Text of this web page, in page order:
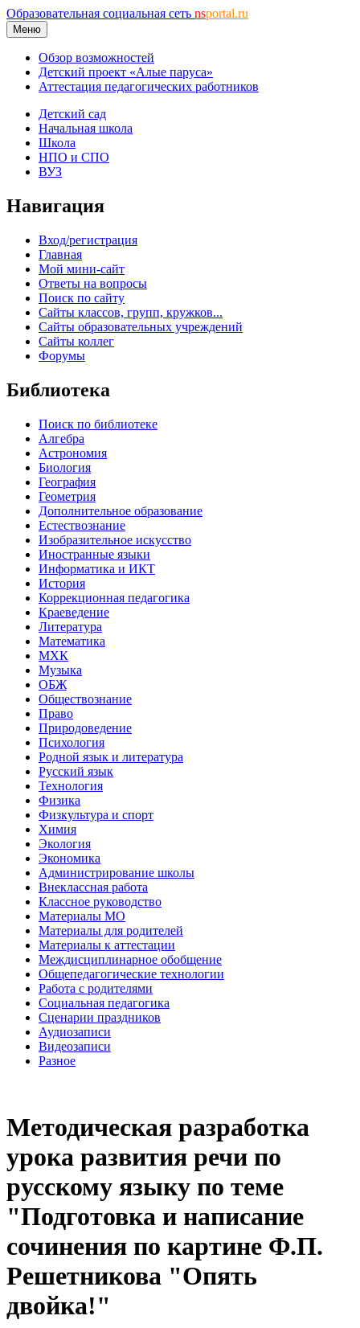
Образовательная социальная сеть nsportal.ru
Меню
Обзор возможностей
Детский проект «Алые паруса»
Аттестация педагогических работников
Детский сад
Начальная школа
Школа
НПО и СПО
ВУЗ
Навигация
Вход/регистрация
Главная
Мой мини-сайт
Ответы на вопросы
Поиск по сайту
Сайты классов, групп, кружков...
Сайты образовательных учреждений
Сайты коллег
Форумы
Библиотека
Поиск по библиотеке
Алгебра
Астрономия
Биология
География
Геометрия
Дополнительное образование
Естествознание
Изобразительное искусство
Иностранные языки
Информатика и ИКТ
История
Коррекционная педагогика
Краеведение
Литература
Математика
МХК
Музыка
ОБЖ
Обществознание
Право
Природоведение
Психология
Родной язык и литература
Русский язык
Технология
Физика
Физкультура и спорт
Химия
Экология
Экономика
Администрирование школы
Внеклассная работа
Классное руководство
Материалы МО
Материалы для родителей
Материалы к аттестации
Междисциплинарное обобщение
Общепедагогические технологии
Работа с родителями
Социальная педагогика
Сценарии праздников
Аудиозаписи
Видеозаписи
Разное
Методическая разработка
урока развития речи по
русскому языку по теме
"Подготовка и написание
сочинения по картине Ф.П.
Решетникова "Опять
двойка!"